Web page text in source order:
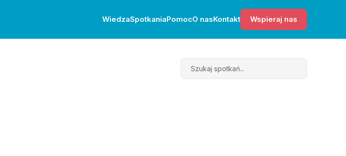
WiedzaSpotkaniaPomocO nasKontakt Wspieraj nas
Search